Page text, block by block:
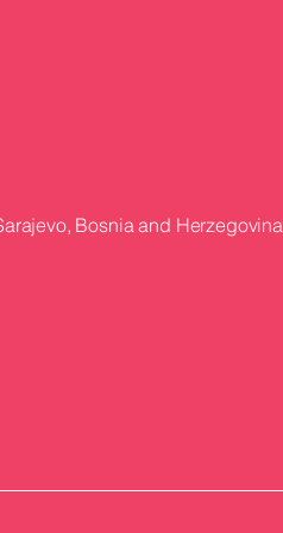
Bosnia and Herzegovina